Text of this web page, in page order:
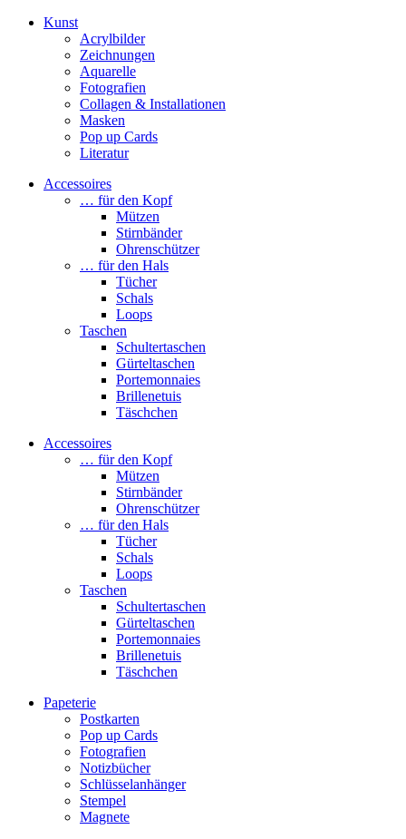
Kunst
Acrylbilder
Zeichnungen
Aquarelle
Fotografien
Collagen & Installationen
Masken
Pop up Cards
Literatur
Accessoires
… für den Kopf
Mützen
Stirnbänder
Ohrenschützer
… für den Hals
Tücher
Schals
Loops
Taschen
Schultertaschen
Gürteltaschen
Portemonnaies
Brillenetuis
Täschchen
Accessoires
… für den Kopf
Mützen
Stirnbänder
Ohrenschützer
… für den Hals
Tücher
Schals
Loops
Taschen
Schultertaschen
Gürteltaschen
Portemonnaies
Brillenetuis
Täschchen
Papeterie
Postkarten
Pop up Cards
Fotografien
Notizbücher
Schlüsselanhänger
Stempel
Magnete